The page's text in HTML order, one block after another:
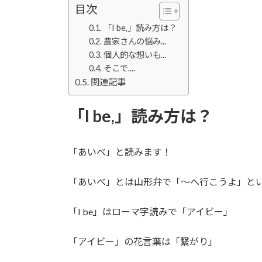
目次
「I be,」読み方は？
農家さんの悩み...
個人的な想いも...
そこで....
関連記事
「I be,」読み方は？
「あいべ」と読みます！
「あいべ」とは山形弁で「～へ行こうよ」と
「I be」はローマ字読みで「アイビー」
「アイビー」の花言葉は「繋がり」